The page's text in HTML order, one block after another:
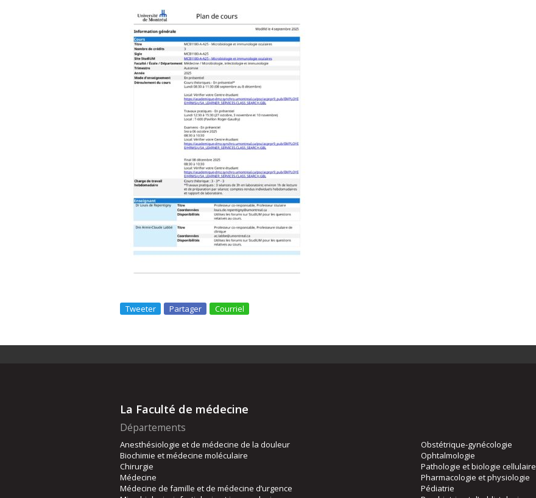
Tweeter Partager Courriel
La Faculté de médecine
Départements
Anesthésiologie et de médecine de la douleur
Biochimie et médecine moléculaire
Chirurgie
Médecine
Médecine de famille et de médecine d’urgence
Obstétrique-gynécologie
Ophtalmologie
Pathologie et biologie cellulaire
Pharmacologie et physiologie
Pédiatrie